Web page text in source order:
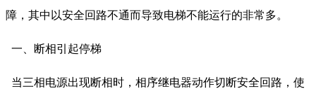
障，其中以安全回路不通而导致电梯不能运行的非常多。
一、断相引起停梯
当三相电源出现断相时，相序继电器动作切断安全回路，使